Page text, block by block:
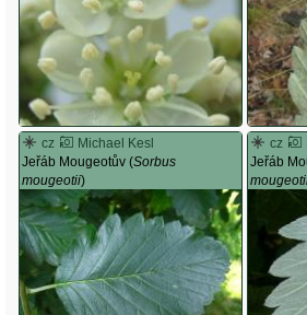
cz
Michael Kesl
Jeřáb Mougeotův (Sorbus
mougeotii)
cz
Jeřáb